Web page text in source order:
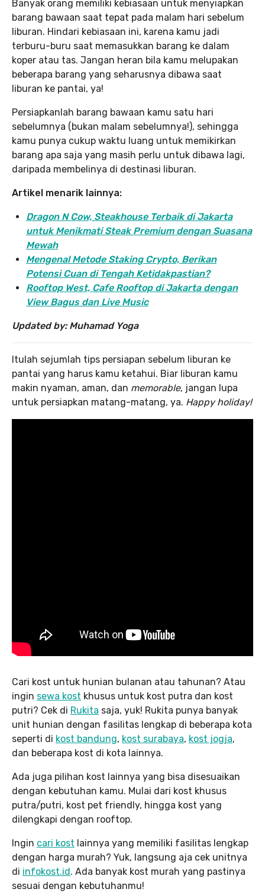
Banyak orang memiliki kebiasaan untuk menyiapkan
barang bawaan saat tepat pada malam hari sebelum
liburan. Hindari kebiasaan ini, karena kamu jadi
terburu-buru saat memasukkan barang ke dalam
koper atau tas. Jangan heran bila kamu melupakan
beberapa barang yang seharusnya dibawa saat
liburan ke pantai, ya!
Persiapkanlah barang bawaan kamu satu hari
sebelumnya (bukan malam sebelumnya!), sehingga
kamu punya cukup waktu luang untuk memikirkan
barang apa saja yang masih perlu untuk dibawa lagi,
daripada membelinya di destinasi liburan.
Artikel menarik lainnya:
Dragon N Cow, Steakhouse Terbaik di Jakarta
untuk Menikmati Steak Premium dengan Suasana
Mewah
Mengenal Metode Staking Crypto, Berikan
Potensi Cuan di Tengah Ketidakpastian?
Rooftop West, Cafe Rooftop di Jakarta dengan
View Bagus dan Live Music
Updated by: Muhamad Yoga
Itulah sejumlah tips persiapan sebelum liburan ke
pantai yang harus kamu ketahui. Biar liburan kamu
makin nyaman, aman, dan memorable, jangan lupa
untuk persiapkan matang-matang, ya. Happy holiday!
Cari kost untuk hunian bulanan atau tahunan? Atau
ingin sewa kost khusus untuk kost putra dan kost
putri? Cek di Rukita saja, yuk! Rukita punya banyak
unit hunian dengan fasilitas lengkap di beberapa kota
seperti di kost bandung, kost surabaya, kost jogja,
dan beberapa kost di kota lainnya.
Ada juga pilihan kost lainnya yang bisa disesuaikan
dengan kebutuhan kamu. Mulai dari kost khusus
putra/putri, kost pet friendly, hingga kost yang
dilengkapi dengan rooftop.
Ingin cari kost lainnya yang memiliki fasilitas lengkap
dengan harga murah? Yuk, langsung aja cek unitnya
di infokost.id. Ada banyak kost murah yang pastinya
sesuai dengan kebutuhanmu!